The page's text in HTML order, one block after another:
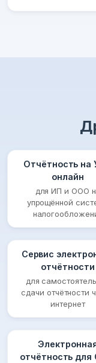
Отчётность на
онлайн
для ИП и ООО
упрощённой
Сервис
отчётности
для
сдачи отчётности
интернет
отчётность